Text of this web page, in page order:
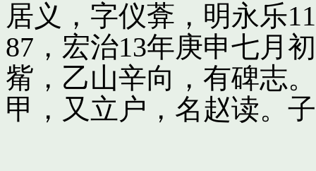
居义，字仪葊，明永乐
87，宏治13年庚申七月
觜，乙山辛向，有碑志
甲，又立户，名赵读。